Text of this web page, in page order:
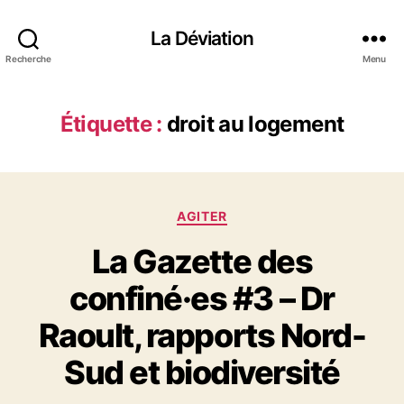
Recherche
La Déviation
Menu
Étiquette : droit au logement
C
t
é
g
o
r
i
e
s
AGITER
La Gazette des
confiné·es #3 – Dr
Raoult, rapports Nord-
Sud et biodiversité